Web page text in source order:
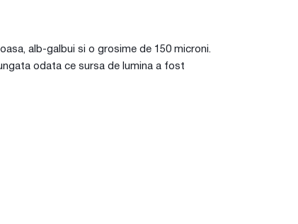
alb-galbui si o grosime de 150 microni.
odata ce sursa de lumina a fost